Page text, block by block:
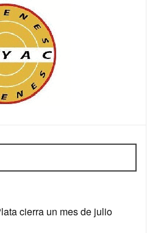
cierra un mes de julio